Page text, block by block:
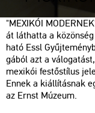
"ME­XI­KÓI
át lát­hat­ta a
ha­tó Essl
gá­ból azt a
me­xi­kói fes­tő­stí­lus
Ennek a ki­ál­lí­tás­nak
az Ernst Mú­ze­um.